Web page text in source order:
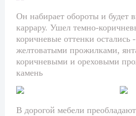
Он набирает обороты и будет
каррару. Ушел темно-
коричневые оттенки остались
желтоватыми прожилками,
коричневыми и ореховыми
камень
В дорогой мебели